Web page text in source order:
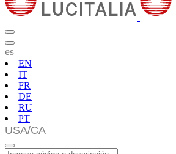
es
EN
IT
FR
DE
RU
PT